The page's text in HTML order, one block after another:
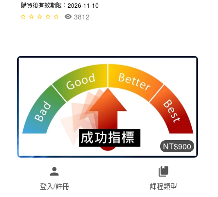
購買後有效期限：2026-11-10
3812
NT$900
成功經營牙醫診所的四大指標-穩、實...
加入購物車
購買後有效期限：課程下架時
登入/註冊 課程類型